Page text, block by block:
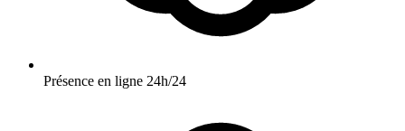
Présence en ligne 24h/24